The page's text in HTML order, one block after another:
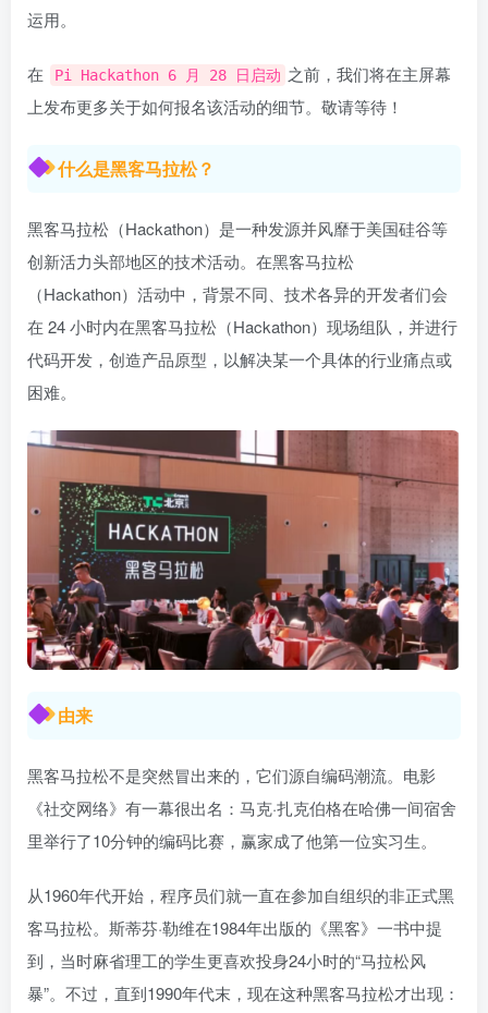
运用。
在 Pi Hackathon 6 月 28 日启动 之前，我们将在主屏幕
上发布更多关于如何报名该活动的细节。敬请等待！
什么是黑客马拉松？
黑客马拉松（Hackathon）是一种发源并风靡于美国硅谷等
创新活力头部地区的技术活动。在黑客马拉松
（Hackathon）活动中，背景不同、技术各异的开发者们会
在 24 小时内在黑客马拉松（Hackathon）现场组队，并进行
代码开发，创造产品原型，以解决某一个具体的行业痛点或
困难。
由来
黑客马拉松不是突然冒出来的，它们源自编码潮流。电影
《社交网络》有一幕很出名：马克·扎克伯格在哈佛一间宿舍
里举行了10分钟的编码比赛，赢家成了他第一位实习生。
从1960年代开始，程序员们就一直在参加自组织的非正式黑
客马拉松。斯蒂芬·勒维在1984年出版的《黑客》一书中提
到，当时麻省理工的学生更喜欢投身24小时的“马拉松风
暴”。不过，直到1990年代末，现在这种黑客马拉松才出现：